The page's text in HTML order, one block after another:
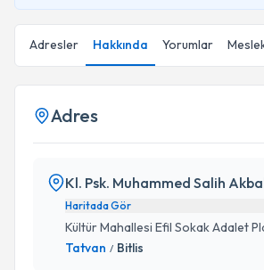
Adresler Hakkında Yorumlar
Adres
Kl. Psk. Muhammed Salih
Haritada Gör
Kültür Mahallesi Efil Sokak Adalet
Tatvan / Bitlis